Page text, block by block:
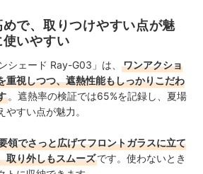
肢を提案すること」をモットーに、コンテン
なっている。
プロフィール
で、取りつけやすい点が魅
いやすい
シェード Ray-G03 」 は、
ワンアクショ
重視しつつ、遮熱性能もしっかりこだわ
。 遮熱率の検証では65%を記録し、夏場
すい点が魅力。
領でさっと広げてフロントガラスに立て
取り外しもスムーズです。使わないとき